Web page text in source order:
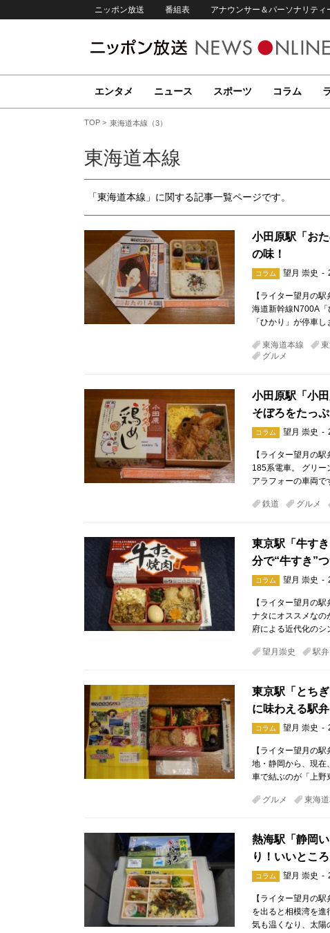
ニッポン放送 番組表 アナウンサー＆パーソナリティ
エンタメ ニュース スポーツ コラム
TOP 東海道本線（3）
東海道本線
「東海道本線」に関する記事一覧ページです。
小田原駅「お
の味！
コラム 望月 崇史
【ライター望月の
海道新幹線N700A
「ひかり」が停車
東海道本線
グルメ
小田原駅「小
そぼろをたっぷ
コラム 望月 崇史
【ライター望月の
185系電車。 グリー
アラフォーの車両
鉄道 グルメ
東京駅「牛す
分で“牛すき”
コラム 望月 崇史
【ライター望月の
ナタにオススメなの
府による近代化の
望月崇史 駅弁
東京駅「とち
に味わえる駅弁
コラム 望月 崇史
【ライター望月の
地・静岡から、現在
車で結ぶのが「上
グルメ 東海
熱海駅「静岡
り！いいとこ
コラム 望月 崇史
【ライター望月の
を出ると相模湾を
気も温くなり、太